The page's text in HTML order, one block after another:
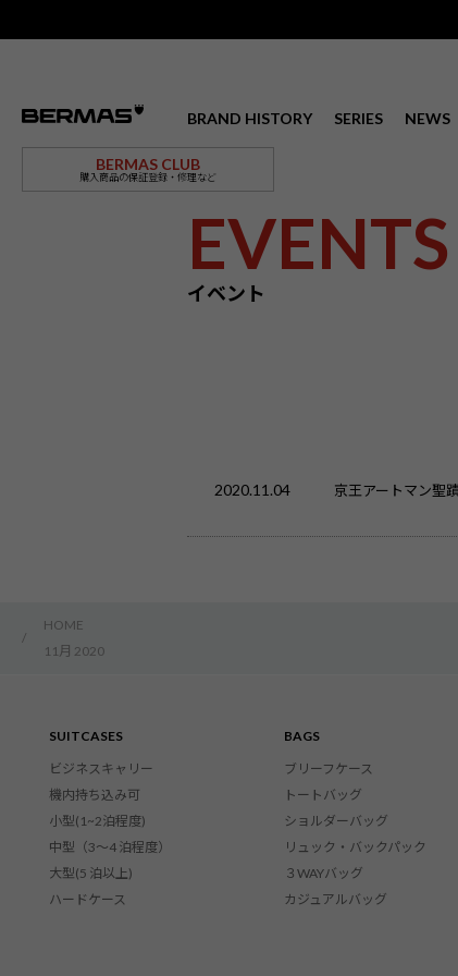
BRAND HISTORY SERIES NEWS
BERMAS CLUB
購入商品の保証登録・修理など
EVENTS
イベント
2020.11.04 京王アートマン聖
HOME
/
11月 2020
SUITCASES
ビジネスキャリー
機内持ち込み可
小型(1~2泊程度)
中型（3〜4 泊程度）
大型(5 泊以上)
ハードケース
BAGS
ブリーフケース
トートバッグ
ショルダーバッグ
リュック・バックパック
３WAYバッグ
カジュアルバッグ